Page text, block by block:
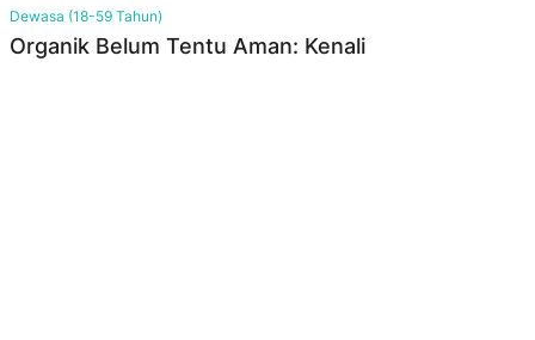
Dewasa (18-59 Tahun)
Organik Belum Tentu Aman: Kenali